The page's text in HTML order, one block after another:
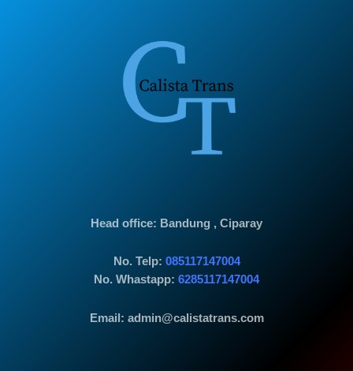
Head office: Bandung , Ciparay
No. Telp: 085117147004
No. Whastapp: 6285117147004
Email: admin@calistatrans.com